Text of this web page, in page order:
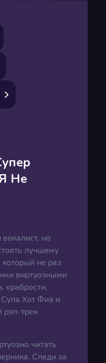
Не
но
лучшему
не раз
виртуозными
Хот Фиа и
рэп-трек
читать
Следи за